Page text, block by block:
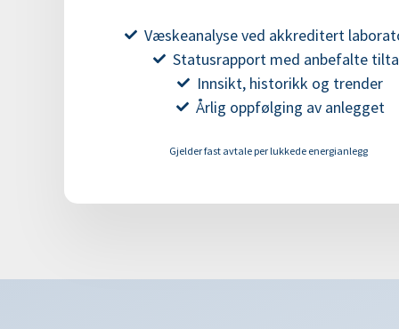
Væskeanalyse ved akkreditert
Statusrapport med anbefalte
Innsikt, historikk og trender
Årlig oppfølging av anlegget
Gjelder fast avtale per lukkede energianlegg